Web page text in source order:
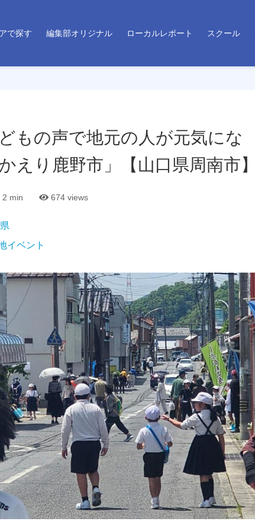
で探す 編集部オリジナル ローカルレポート スクール
もの声で地元の人が元気にな
り鹿野市」【山口県周南市】
2 min 674views
イベント